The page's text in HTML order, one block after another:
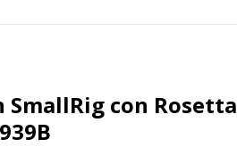
con Rosetta